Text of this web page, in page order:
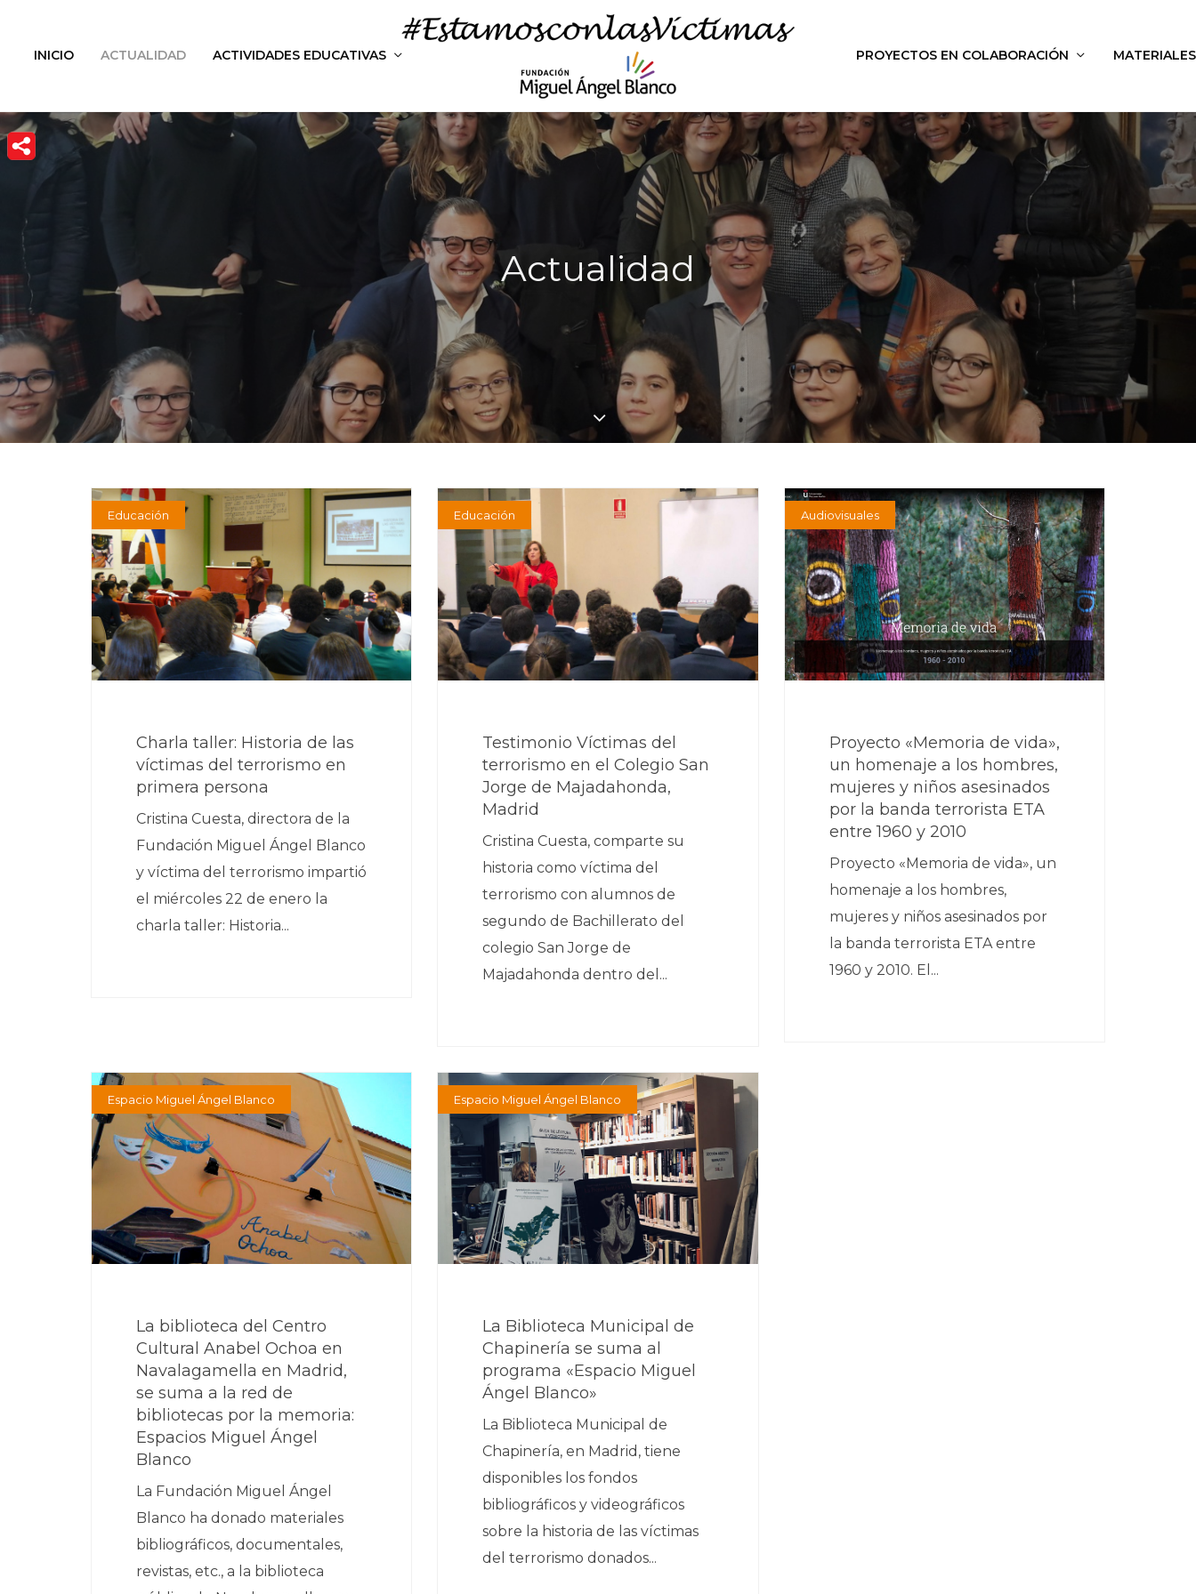
INICIO ACTUALIDAD ACTIVIDADES EDUCATIVAS PROYECTOS EN COLABORACIÓN
Actualidad
Educación
Charla taller: Historia de las
víctimas del terrorismo en
primera persona
Cristina Cuesta, directora de la
Fundación Miguel Ángel Blanco
y víctima del terrorismo impartió
el miércoles 22 de enero la
charla taller: Historia...
Educación
Testimonio Víctimas del
terrorismo en el Colegio San
Jorge de Majadahonda,
Madrid
Cristina Cuesta, comparte su
historia como víctima del
terrorismo con alumnos de
segundo de Bachillerato del
colegio San Jorge de
Majadahonda dentro del...
Audiovisuales
Proyecto «Memoria de vida»,
un homenaje a los hombres,
mujeres y niños asesinados
por la banda terrorista ETA
entre 1960 y 2010
Proyecto «Memoria de vida», un
homenaje a los hombres,
mujeres y niños asesinados por
la banda terrorista ETA entre
1960 y 2010. El...
Espacio Miguel Ángel Blanco
La biblioteca del Centro
Cultural Anabel Ochoa en
Navalagamella en Madrid,
se suma a la red de
bibliotecas por la memoria:
Espacios Miguel Ángel
Blanco
La Fundación Miguel Ángel
Blanco ha donado materiales
bibliográficos, documentales,
revistas, etc., a la biblioteca
Espacio Miguel Ángel Blanco
La Biblioteca Municipal de
Chapinería se suma al
programa «Espacio Miguel
Ángel Blanco»
La Biblioteca Municipal de
Chapinería, en Madrid, tiene
disponibles los fondos
bibliográficos y videográficos
sobre la historia de las víctimas
del terrorismo donados...